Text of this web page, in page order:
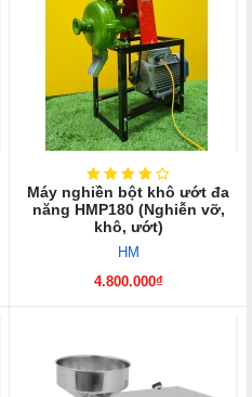
Máy nghiền bột khô ướt đa
năng HMP180 (Nghiễn vỡ,
khô, ướt)
HM
4.800.000₫